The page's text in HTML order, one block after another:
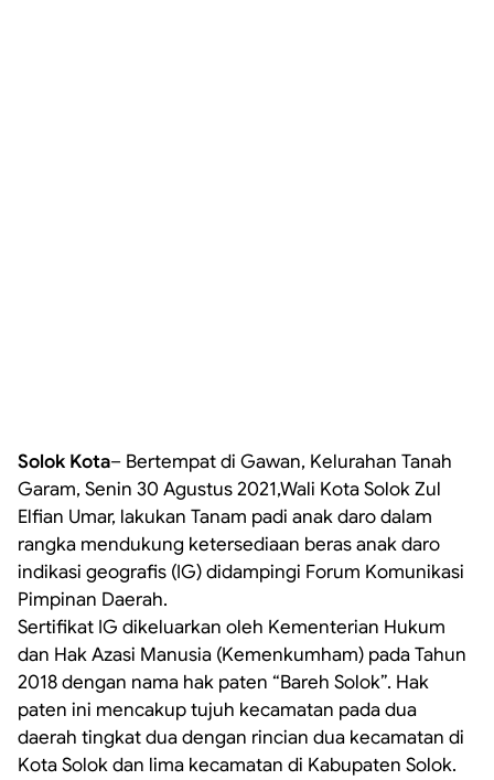
Solok Kota– Bertempat di Gawan, Kelurahan Tanah
Garam, Senin 30 Agustus 2021,Wali Kota Solok Zul
Elfian Umar, lakukan Tanam padi anak daro dalam
rangka mendukung ketersediaan beras anak daro
indikasi geografis (IG) didampingi Forum Komunikasi
Pimpinan Daerah.
Sertifikat IG dikeluarkan oleh Kementerian Hukum
dan Hak Azasi Manusia (Kemenkumham) pada Tahun
2018 dengan nama hak paten “Bareh Solok”. Hak
paten ini mencakup tujuh kecamatan pada dua
daerah tingkat dua dengan rincian dua kecamatan di
Kota Solok dan lima kecamatan di Kabupaten Solok.